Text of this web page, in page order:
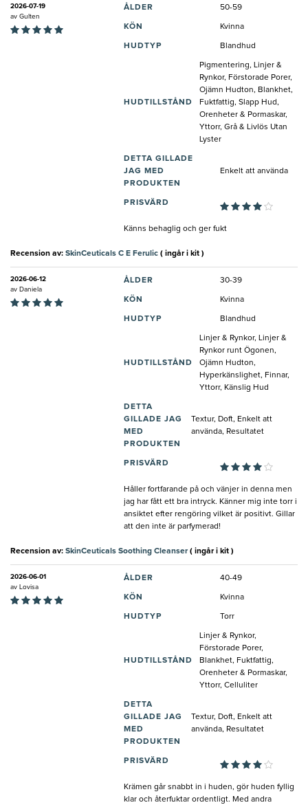
2026-07-19
av Gulten
ÅLDER 50-59
KÖN Kvinna
HUDTYP Blandhud
HUDTILLSTÅND
Pigmentering, Linjer &
Rynkor, Förstorade Porer,
Ojämn Hudton, Blankhet,
Fuktfattig, Slapp Hud,
Orenheter & Pormaskar,
Yttorr, Grå & Livlös Utan
Lyster
DETTA GILLADE
JAG MED
PRODUKTEN
Enkelt att använda
PRISVÄRD
Känns behaglig och ger fukt
Recension av: SkinCeuticals C E Ferulic ( ingår i kit )
2026-06-12
av Daniela
ÅLDER 30-39
KÖN Kvinna
HUDTYP Blandhud
HUDTILLSTÅND
Linjer & Rynkor, Linjer &
Rynkor runt Ögonen,
Ojämn Hudton,
Hyperkänslighet, Finnar,
Yttorr, Känslig Hud
DETTA
GILLADE JAG
MED
PRODUKTEN
Textur, Doft, Enkelt att
använda, Resultatet
PRISVÄRD
Håller fortfarande på och vänjer in denna men
jag har fått ett bra intryck. Känner mig inte torr i
ansiktet efter rengöring vilket är positivt. Gillar
att den inte är parfymerad!
Recension av: SkinCeuticals Soothing Cleanser( ingår i kit )
2026-06-01
av Lovisa
ÅLDER 40-49
KÖN Kvinna
HUDTYP Torr
HUDTILLSTÅND
Linjer & Rynkor,
Förstorade Porer,
Blankhet, Fuktfattig,
Orenheter & Pormaskar,
Yttorr, Celluliter
DETTA
GILLADE JAG
MED
PRODUKTEN
Textur, Doft, Enkelt att
använda, Resultatet
PRISVÄRD
Krämen går snabbt in i huden, gör huden fyllig
klar och återfuktar ordentligt. Med andra